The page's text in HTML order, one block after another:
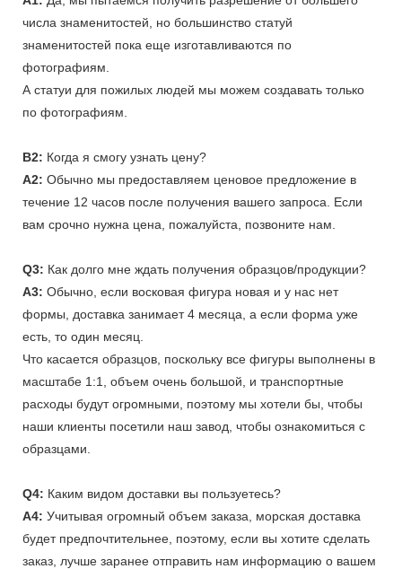
числа знаменитостей, но большинство статуй
знаменитостей пока еще изготавливаются по
фотографиям.
А статуи для пожилых людей мы можем создавать только
по фотографиям.
В2: Когда я смогу узнать цену?
A2: Обычно мы предоставляем ценовое предложение в
течение 12 часов после получения вашего запроса. Если
вам срочно нужна цена, пожалуйста, позвоните нам.
Q3: Как долго мне ждать получения образцов/продукции?
A3: Обычно, если восковая фигура новая и у нас нет
формы, доставка занимает 4 месяца, а если форма уже
есть, то один месяц.
Что касается образцов, поскольку все фигуры выполнены в
масштабе 1:1, объем очень большой, и транспортные
расходы будут огромными, поэтому мы хотели бы, чтобы
наши клиенты посетили наш завод, чтобы ознакомиться с
образцами.
Q4: Каким видом доставки вы пользуетесь?
A4: Учитывая огромный объем заказа, морская доставка
будет предпочтительнее, поэтому, если вы хотите сделать
заказ, лучше заранее отправить нам информацию о вашем